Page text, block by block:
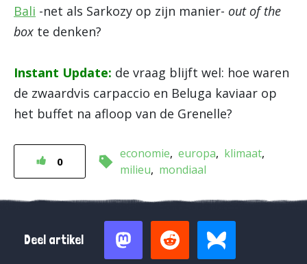
Bali -net als Sarkozy op zijn manier- out of the
box te denken?
Instant Update: de vraag blijft wel: hoe waren
de zwaardvis carpaccio en Beluga kaviaar op
het buffet na afloop van de Grenelle?
0
economie europa
klimaat
milieu
mondiaal
Deel artikel